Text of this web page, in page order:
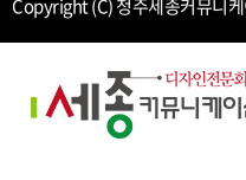
Copyright (C) 청주세종커뮤니